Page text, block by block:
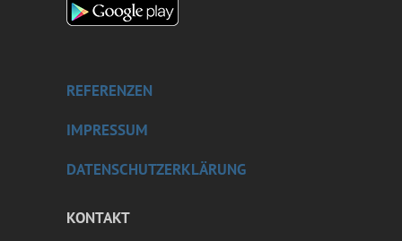
REFERENZEN
IMPRESSUM
DATENSCHUTZERKLÄRUNG
KONTAKT